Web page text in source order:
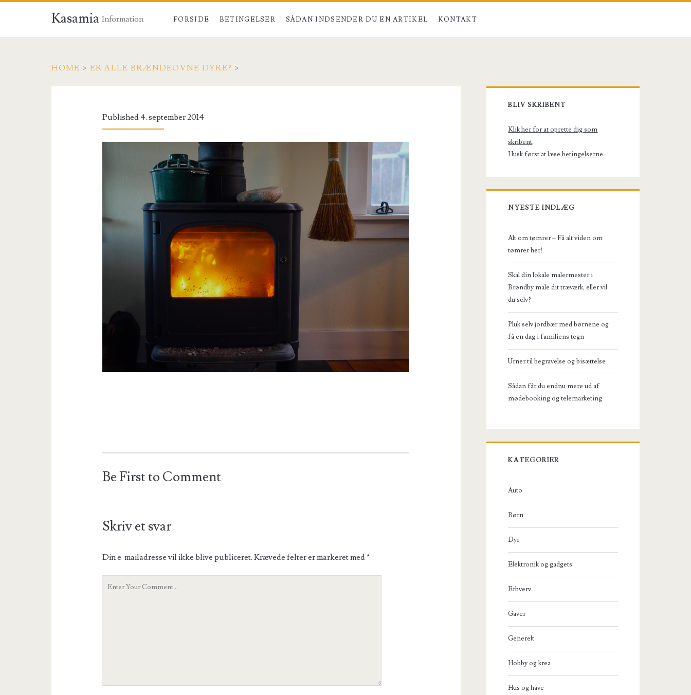
Kasamia Information FORSIDE BETINGELSER SÅDAN INDSENDER DU EN ARTIKEL KONTAKT
HOME > ER ALLE BRÆNDEOVNE DYRE? >
Published 4. september 2014
Be First to Comment
Skriv et svar
Din e-mailadresse vil ikke blive publiceret. Krævede felter er markeret med*
Primary
Sidebar
BLIV SKRIBENT
Klik her for at oprette dig som
skribent.
Husk først at læsebetingelserne.
NYESTE INDLÆG
Alt om tømrer – Få alt viden om
tømrer her!
Skal din lokale malermester i
Brøndby male dit træværk, eller vil
du selv?
Pluk selv jordbær med børnene og
få en dag i familiens tegn
Urner til begravelse og bisættelse
Sådan får du endnu mere ud af
mødebooking og telemarketing
KATEGORIER
Auto
Børn
Dyr
Elektronik og gadgets
Erhverv
Gaver
Generelt
Hobby og krea
Hus og have